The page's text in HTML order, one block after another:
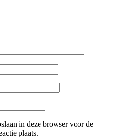
in deze browser voor de
plaats.